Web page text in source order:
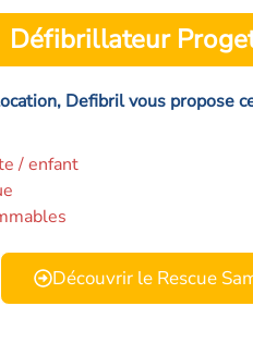
Défibrillateur
Defibril vous propose
/ enfant
Découvrir le Rescue